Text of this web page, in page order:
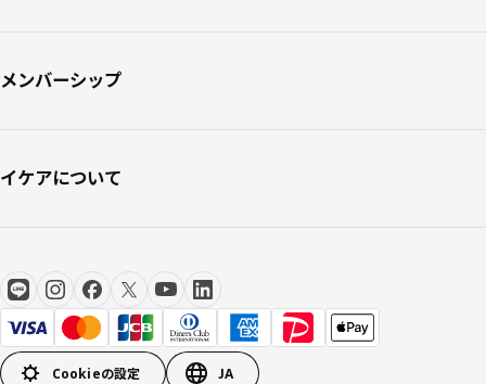
メンバーシップ
イケアについて
Cookieの設定 JA